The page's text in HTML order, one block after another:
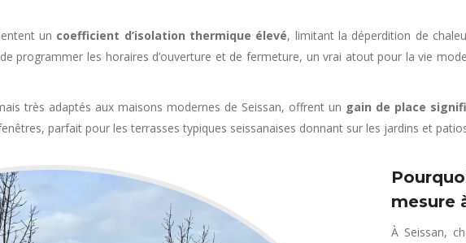
un coefficient d’isolation thermique élevé, limitant la déperdition de
programmer les horaires d’ouverture et de fermeture, un vrai atout pour la vie
très adaptés aux maisons modernes de Seissan, offrent un gain de place
parfait pour les terrasses typiques seissanaises donnant sur les jardins et
mesure
À Seissan,